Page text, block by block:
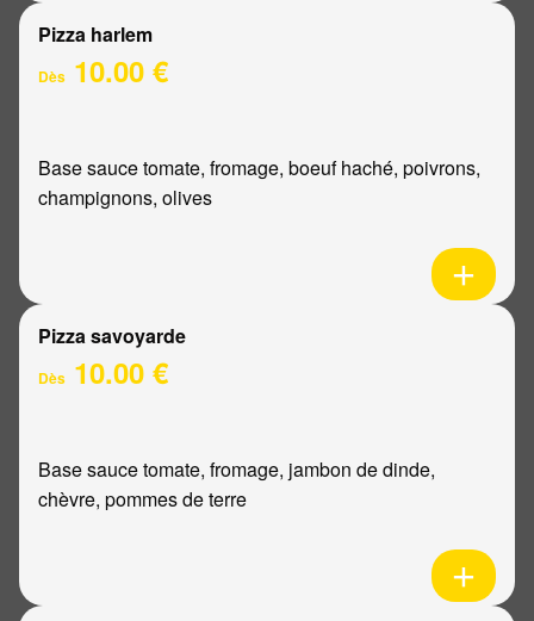
Pizza harlem
Dès 10.00 €
Base sauce tomate, fromage, boeuf haché, poivrons,
champignons, olives
Pizza savoyarde
Dès 10.00 €
Base sauce tomate, fromage, jambon de dinde,
chèvre, pommes de terre